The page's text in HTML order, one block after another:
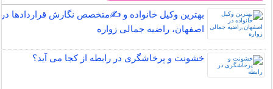
بهترین وکیل خانواده و ✍️متخصص نگارش قراردادها در
اصفهان، راضیه جمالی زواره
خشونت و پرخاشگری در رابطه از کجا می آید؟